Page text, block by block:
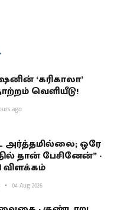
‘கரிகாலா’
வெளியீடு!
ago
அர்த்தமில்லை; ஒரே
தான் பேசினேன்” -
விளக்கம்
04 Aug 2026